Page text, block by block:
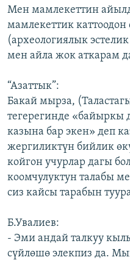
Мен мамлекеттин
мамлекеттик
(археологиялык
мен айла жок аткарам
“Азаттык”:
Бакай мырза,
тегерегинде «байыркы
казына бар экен» деп
жергиликтүн бийлик
койгон учурлар дагы
коомчулуктун талабы
сиз кайсы тарабын
Б.Увалиев:
- Эми андай талкуу
сүйлөшө элекпиз да.